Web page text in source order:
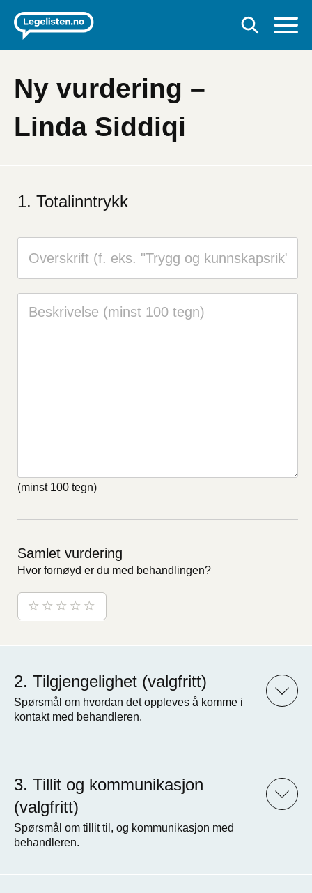
Ny vurdering –
Linda Siddiqi
ignorere
dette
Totalinntrykk
(minst 100 tegn)
Samlet vurdering
Hvor fornøyd er du med behandlingen?
Tilgjengelighet (valgfritt)
Spørsmål om hvordan det oppleves å komme i
kontakt med behandleren.
Tillit og kommunikasjon
(valgfritt)
Spørsmål om tillit til, og kommunikasjon med
behandleren.